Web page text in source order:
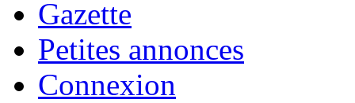
Gazette
Petites annonces
Connexion